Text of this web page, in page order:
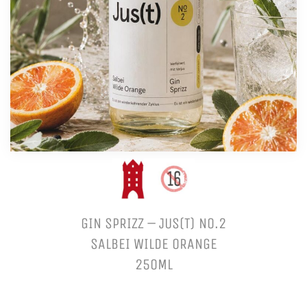
GIN SPRIZZ – JUS(T) NO.2
SALBEI WILDE ORANGE
250ML